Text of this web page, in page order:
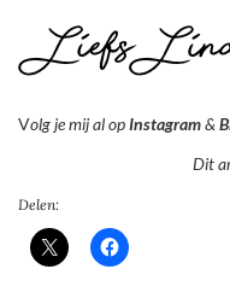
Volg je mij al opInstagram&
Dit
Delen: